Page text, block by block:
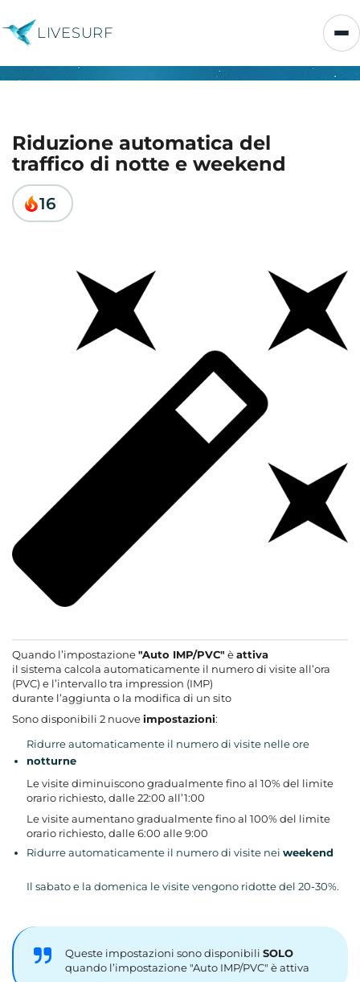
LIVESURF
Riduzione automatica del
traffico di notte e weekend
16
Quando l’impostazione"Auto IMP/PVC" èattiva
il sistema calcola automaticamente il numero di visite all’ora
(PVC) e l’intervallo tra impression (IMP)
durante l’aggiunta o la modifica di un sito
Sono disponibili 2 nuoveimpostazioni:
Ridurre automaticamente il numero di visite nelle ore
notturne
Le visite diminuiscono gradualmente fino al 10% del limite
orario richiesto, dalle 22:00 all’1:00
Le visite aumentano gradualmente fino al 100% del limite
orario richiesto, dalle 6:00 alle 9:00
Ridurre automaticamente il numero di visite nei weekend
Il sabato e la domenica le visite vengono ridotte del 20-30%.
Queste impostazioni sono disponibili SOLO
quando l’impostazione "Auto IMP/PVC" è attiva